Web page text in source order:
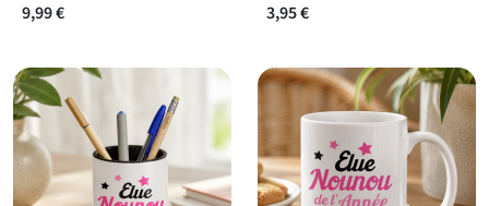
9,99 € 3,95 €